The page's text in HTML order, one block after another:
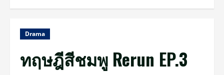
Drama
ทฤษฎีสีชมพู Rerun EP.3